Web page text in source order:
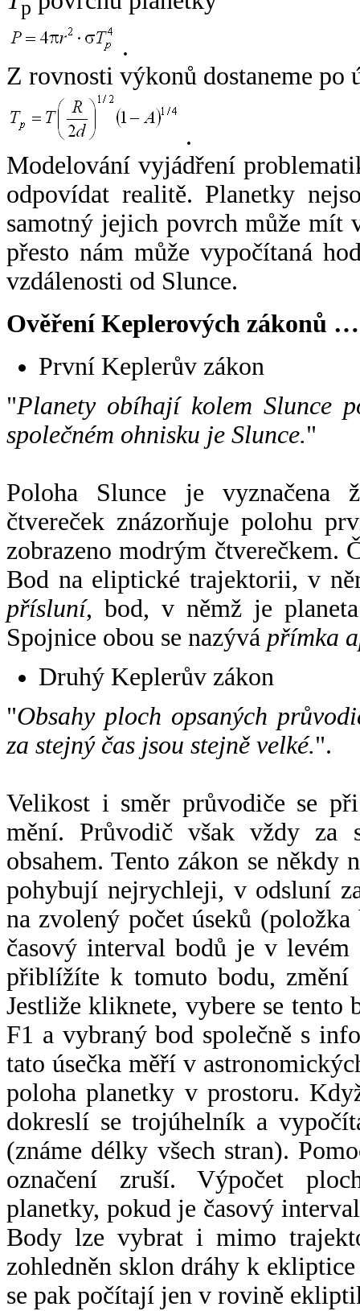
p
.
Z rovnosti výkonů dostaneme po
.
Modelování vyjádření
odpovídat realitě. Planetky
samotný jejich povrch může mít
přesto nám může vypočítaná
vzdálenosti od Slunce.
Ověření Keplerových zákonů …
První Keplerův zákon
"Planety obíhají kolem Slunce
společném ohnisku je Slunce."
Poloha Slunce je vyznačena
čtvereček znázorňuje polohu
zobrazeno modrým čtverečkem.
Bod na eliptické trajektorii, v
přísluní, bod, v němž je
Spojnice obou se nazývá přímka
Druhý Keplerův zákon
"Obsahy ploch opsaných
za stejný čas jsou stejně velké.".
Velikost i směr průvodiče se
mění. Průvodič však vždy za
obsahem. Tento zákon se někdy
pohybují nejrychleji, v odsluní
na zvolený počet úseků
časový interval bodů je v
přiblížíte k tomuto bodu,
Jestliže kliknete, vybere se tento
F1 a vybraný bod společně s
tato úsečka měří v
poloha planetky v prostoru.
dokreslí se trojúhelník a
(známe délky všech stran).
označení zruší. Výpočet
planetky, pokud je časový
Body lze vybrat i mimo
zohledněn sklon dráhy k
se pak počítají jen v rovině